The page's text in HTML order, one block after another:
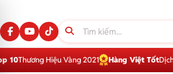
Vàng 2021 Hàng Việt TốtDịch Vụ Hoàn Hảo